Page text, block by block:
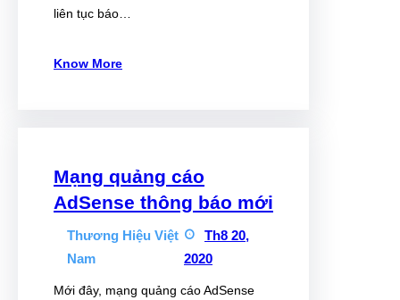
liên tục báo…
Know More
Mạng quảng cáo
AdSense thông báo mới
Thương Hiệu Việt
Nam
Th8 20,
2020
Mới đây, mạng quảng cáo AdSense